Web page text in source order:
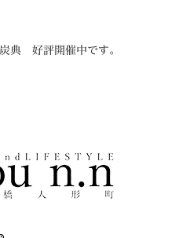
典 好評開催中です。